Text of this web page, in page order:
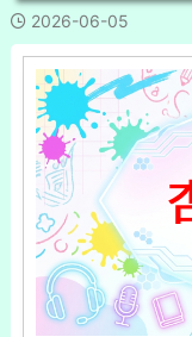
2026-06-05